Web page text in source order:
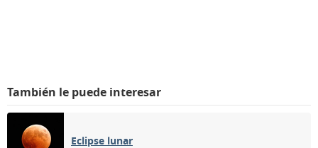
También le puede interesar
Eclipse lunar